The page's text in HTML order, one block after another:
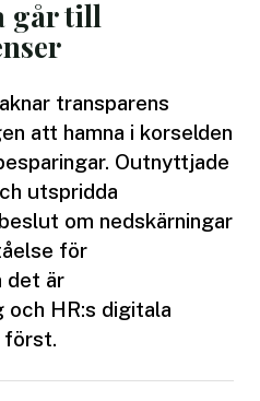
går till
transparens
att hamna i korselden
Outnyttjade
utspridda
om nedskärningar
för
det är
HR:s digitala
först.